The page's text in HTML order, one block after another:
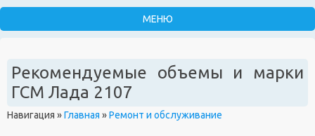
Рекомендуемые объемы и марки
ГСМ Лада 2107
Навигация »Главная »Ремонт и обслуживание